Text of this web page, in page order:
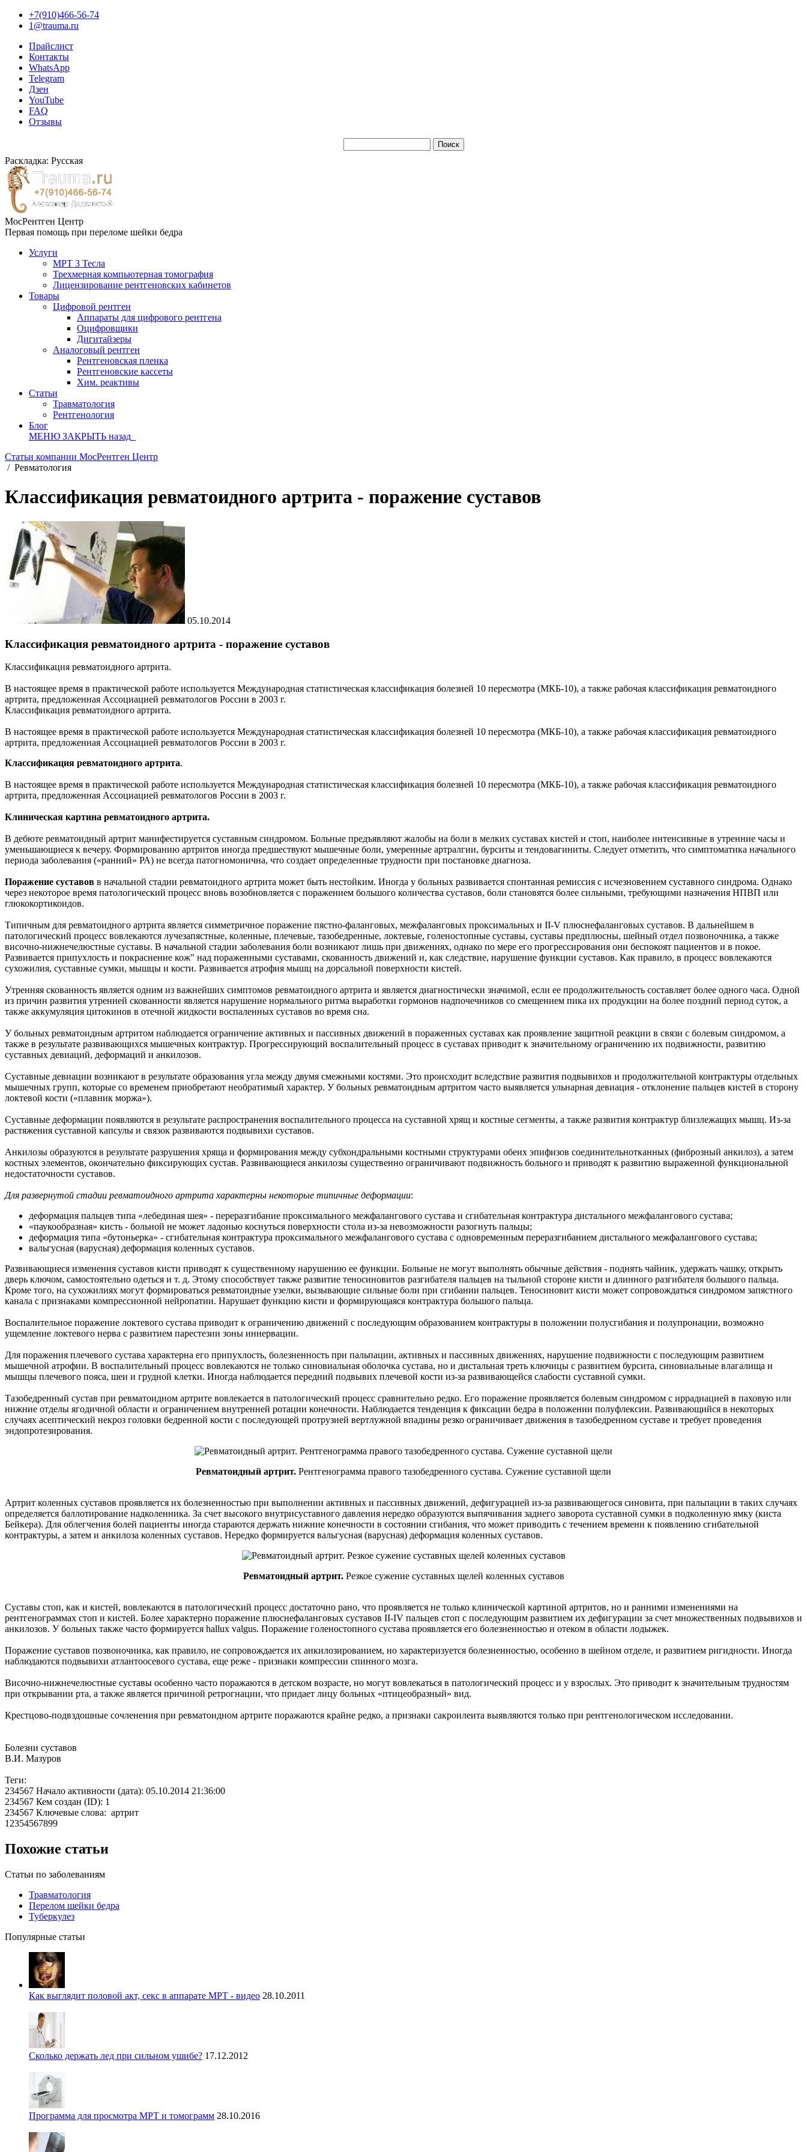
+7(910)466-56-74
1@trauma.ru
Прайслист
Контакты
WhatsApp
Telegram
Дзен
YouTube
FAQ
Отзывы
Раскладка: Русская
МосРентген Центр
Первая помощь при переломе шейки бедра
Услуги
МРТ 3 Тесла
Трехмерная компьютерная томография
Лицензирование рентгеновских кабинетов
Товары
Цифровой рентген
Аппараты для цифрового рентгена
Оцифровщики
Дигитайзеры
Аналоговый рентген
Рентгеновская пленка
Рентгеновские кассеты
Хим. реактивы
Статьи
Травматология
Рентгенология
Блог
МЕНЮ ЗАКРЫТЬ назад
Статьи компании МосРентген Центр
/ Ревматология
Классификация ревматоидного артрита - поражение суставов
05.10.2014
Классификация ревматоидного артрита - поражение суставов
Классификация ревматоидного артрита.
В настоящее время в практической работе используется Международная статистическая классификация болезней 10 пересмотра (МКБ-10), а также рабочая классификация ревматоидного
артрита, предложенная Ассоциацией ревматологов России в 2003 г.
Классификация ревматоидного артрита.
В настоящее время в практической работе используется Международная статистическая классификация болезней 10 пересмотра (МКБ-10), а также рабочая классификация ревматоидного
артрита, предложенная Ассоциацией ревматологов России в 2003 г.
Классификация ревматоидного артрита.
В настоящее время в практической работе используется Международная статистическая классификация болезней 10 пересмотра (МКБ-10), а также рабочая классификация ревматоидного
артрита, предложенная Ассоциацией ревматологов России в 2003 г.
Клиническая картина ревматоидного артрита.
В дебюте ревматоидный артрит манифестируется суставным синдромом. Больные предъявляют жалобы на боли в мелких суставах кистей и стоп, наиболее интенсивные в утренние часы и
уменьшающиеся к вечеру. Формированию артритов иногда предшествуют мышечные боли, умеренные артралгии, бурситы и тендовагиниты. Следует отметить, что симптоматика начального
периода заболевания («ранний» РА) не всегда патогномонична, что создает определенные трудности при постановке диагноза.
Поражение суставов в начальной стадии ревматоидного артрита может быть нестойким. Иногда у больных развивается спонтанная ремиссия с исчезновением суставного синдрома. Однако
через некоторое время патологический процесс вновь возобновляется с поражением большого количества суставов, боли становятся более сильными, требующими назначения НПВП или
глюкокортикоидов.
Типичным для ревматоидного артрита является симметричное поражение пястно-фаланговых, межфаланговых проксимальных и II-V плюснефаланговых суставов. В дальнейшем в
патологический процесс вовлекаются лучезапястные, коленные, плечевые, тазобедренные, локтевые, голеностопные суставы, суставы предплюсны, шейный отдел позвоночника, а также
височно-нижнечелюстные суставы. В начальной стадии заболевания боли возникают лишь при движениях, однако по мере его прогрессирования они беспокоят пациентов и в покое.
Развивается припухлость и покраснение кож" над пораженными суставами, скованность движений и, как следствие, нарушение функции суставов. Как правило, в процесс вовлекаются
сухожилия, суставные сумки, мышцы и кости. Развивается атрофия мышц на дорсальной поверхности кистей.
Утренняя скованность является одним из важнейших симптомов ревматоидного артрита и является диагностически значимой, если ее продолжительность составляет более одного часа. Одной
из причин развития утренней скованности является нарушение нормального ритма выработки гормонов надпочечников со смещением пика их продукции на более поздний период суток, а
также аккумуляция цитокинов в отечной жидкости воспаленных суставов во время сна.
У больных ревматоидным артритом наблюдается ограничение активных и пассивных движений в пораженных суставах как проявление защитной реакции в связи с болевым синдромом, а
также в результате развивающихся мышечных контрактур. Прогрессирующий воспалительный процесс в суставах приводит к значительному ограничению их подвижности, развитию
суставных девиаций, деформаций и анкилозов.
Суставные девиации возникают в результате образования угла между двумя смежными костями. Это происходит вследствие развития подвывихов и продолжительной контрактуры отдельных
мышечных групп, которые со временем приобретают необратимый характер. У больных ревматоидным артритом часто выявляется ульнарная девиация - отклонение пальцев кистей в сторону
локтевой кости («плавник моржа»).
Суставные деформации появляются в результате распространения воспалительного процесса на суставной хрящ и костные сегменты, а также развития контрактур близлежащих мышц. Из-за
растяжения суставной капсулы и связок развиваются подвывихи суставов.
Анкилозы образуются в результате разрушения хряща и формирования между субхондральными костными структурами обеих эпифизов соединительнотканных (фиброзный анкилоз), а затем
костных элементов, окончательно фиксирующих сустав. Развивающиеся анкилозы существенно ограничивают подвижность больного и приводят к развитию выраженной функциональной
недостаточности суставов.
Для развернутой стадии ревматоидного артрита характерны некоторые типичные деформации:
деформация пальцев типа «лебединая шея» - переразгибание проксимального межфалангового сустава и сгибательная контрактура дистального межфалангового сустава;
«паукообразная» кисть - больной не может ладонью коснуться поверхности стола из-за невозможности разогнуть пальцы;
деформация типа «бутоньерка» - сгибательная контрактура проксимального межфалангового сустава с одновременным переразгибанием дистального межфалангового сустава;
вальгусная (варусная) деформация коленных суставов.
Развивающиеся изменения суставов кисти приводят к существенному нарушению ее функции. Больные не могут выполнять обычные действия - поднять чайник, удержать чашку, открыть
дверь ключом, самостоятельно одеться и т. д. Этому способствует также развитие теносиновитов разгибателя пальцев на тыльной стороне кисти и длинного разгибателя большого пальца.
Кроме того, на сухожилиях могут формироваться ревматоидные узелки, вызывающие сильные боли при сгибании пальцев. Теносиновит кисти может сопровождаться синдромом запястного
канала с признаками компрессионной нейропатии. Нарушает функцию кисти и формирующаяся контрактура большого пальца.
Воспалительное поражение локтевого сустава приводит к ограничению движений с последующим образованием контрактуры в положении полусгибания и полупронации, возможно
ущемление локтевого нерва с развитием парестезии зоны иннервации.
Для поражения плечевого сустава характерна его припухлость, болезненность при пальпации, активных и пассивных движениях, нарушение подвижности с последующим развитием
мышечной атрофии. В воспалительный процесс вовлекаются не только синовиальная оболочка сустава, но и дистальная треть ключицы с развитием бурсита, синовиальные влагалища и
мышцы плечевого пояса, шеи и грудной клетки. Иногда наблюдается передний подвывих плечевой кости из-за развивающейся слабости суставной сумки.
Тазобедренный сустав при ревматоидном артрите вовлекается в патологический процесс сравнительно редко. Его поражение проявляется болевым синдромом с иррадиацией в паховую или
нижние отделы ягодичной области и ограничением внутренней ротации конечности. Наблюдается тенденция к фиксации бедра в положении полуфлексии. Развивающийся в некоторых
случаях асептический некроз головки бедренной кости с последующей протрузией вертлужной впадины резко ограничивает движения в тазобедренном суставе и требует проведения
эндопротезирования.
Ревматоидный артрит. Рентгенограмма правого тазобедренного сустава. Сужение суставной щели
Артрит коленных суставов проявляется их болезненностью при выполнении активных и пассивных движений, дефигурацией из-за развивающегося синовита, при пальпации в таких случаях
определяется баллотирование надколенника. За счет высокого внутрисуставного давления нередко образуются выпячивания заднего заворота суставной сумки в подколенную ямку (киста
Бейкера). Для облегчения болей пациенты иногда стараются держать нижние конечности в состоянии сгибания, что может приводить с течением времени к появлению сгибательной
контрактуры, а затем и анкилоза коленных суставов. Нередко формируется вальгусная (варусная) деформация коленных суставов.
Ревматоидный артрит.Резкое сужение суставных щелей коленных суставов
Суставы стоп, как и кистей, вовлекаются в патологический процесс достаточно рано, что проявляется не только клинической картиной артритов, но и ранними изменениями на
рентгенограммах стоп и кистей. Более характерно поражение плюснефаланговых суставов II-IV пальцев стоп с последующим развитием их дефигурации за счет множественных подвывихов и
анкилозов. У больных также часто формируется hallux valgus. Поражение голеностопного сустава проявляется его болезненностью и отеком в области лодыжек.
Поражение суставов позвоночника, как правило, не сопровождается их анкилозированием, но характеризуется болезненностью, особенно в шейном отделе, и развитием ригидности. Иногда
наблюдаются подвывихи атлантоосевого сустава, еще реже - признаки компрессии спинного мозга.
Височно-нижнечелюстные суставы особенно часто поражаются в детском возрасте, но могут вовлекаться в патологический процесс и у взрослых. Это приводит к значительным трудностям
при открывании рта, а также является причиной ретрогнации, что придает лицу больных «птицеобразный» вид.
Крестцово-подвздошные сочленения при ревматоидном артрите поражаются крайне редко, а признаки сакроилеита выявляются только при рентгенологическом исследовании.
Болезни суставов
В.И. Мазуров
Теги:
234567 Начало активности (дата): 05.10.2014 21:36:00
234567 Кем создан (ID): 1
234567 Ключевые слова: артрит
12354567899
Похожие статьи
Статьи по заболеваниям
Травматология
Перелом шейки бедра
Туберкулез
Популярные статьи
Как выглядит половой акт, секс в аппарате МРТ - видео 28.10.2011
Сколько держать лед при сильном ушибе? 17.12.2012
Программа для просмотра МРТ и томограмм 28.10.2016